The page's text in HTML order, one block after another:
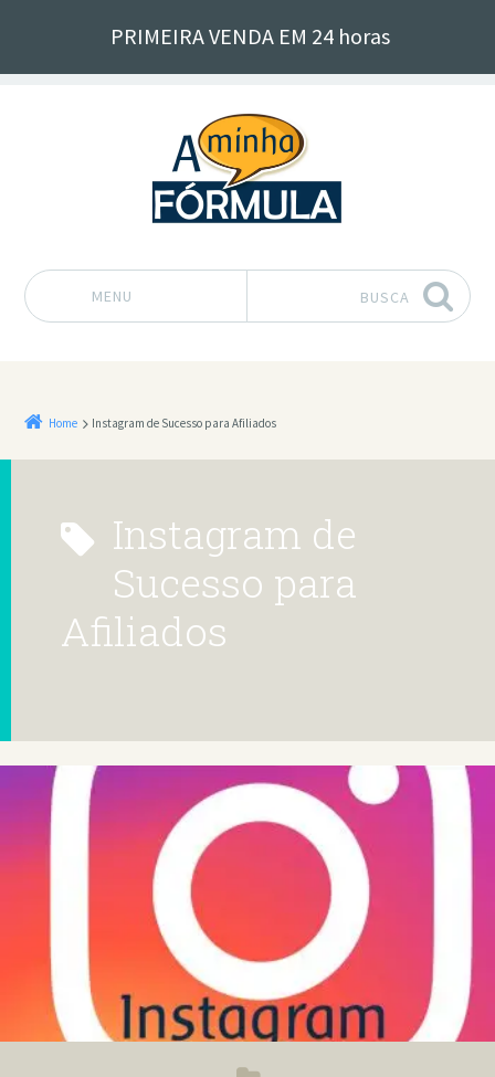
PRIMEIRA VENDA EM 24 horas
MENU BUSCA
Home Instagram de Sucesso para Afiliados
Instagram de
Sucesso para
Afiliados